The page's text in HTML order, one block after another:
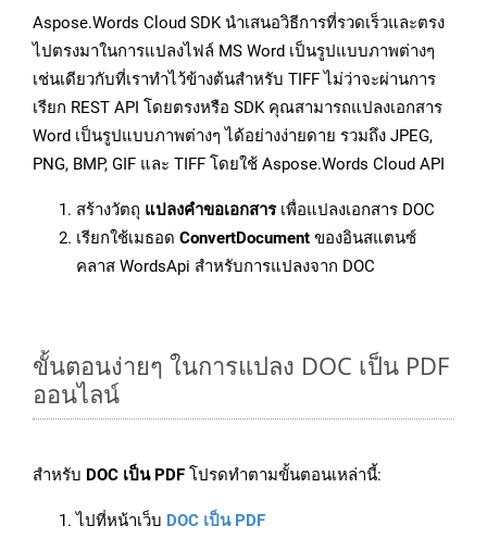
Aspose.Words Cloud SDK นำเสนอวิธีการที่รวดเร็วและตรง
ไปตรงมาในการแปลงไฟล์ MS Word เป็นรูปแบบภาพต่างๆ
เช่นเดียวกับที่เราทำไว้ข้างต้นสำหรับ TIFF ไม่ว่าจะผ่านการ
เรียก REST API โดยตรงหรือ SDK คุณสามารถแปลงเอกสาร
Word เป็นรูปแบบภาพต่างๆ ได้อย่างง่ายดาย รวมถึง JPEG,
PNG, BMP, GIF และ TIFF โดยใช้ Aspose.Words Cloud API
สร้างวัตถุ แปลงคำขอเอกสารเพื่อแปลงเอกสาร DOC
เรียกใช้เมธอด ConvertDocument ของอินสแตนซ์
คลาส WordsApi สำหรับการแปลงจาก DOC
ขั้นตอนง่ายๆ ในการแปลง DOC เป็น PDF
ออนไลน์
สำหรับ DOC เป็น PDF โปรดทำตามขั้นตอนเหล่านี้:
ไปที่หน้าเว็บ DOC เป็น PDF